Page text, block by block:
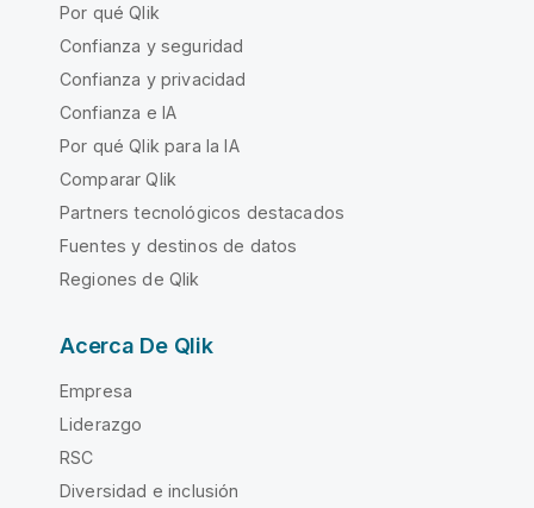
Por qué Qlik
Confianza y seguridad
Confianza y privacidad
Confianza e IA
Por qué Qlik para la IA
Comparar Qlik
Partners tecnológicos destacados
Fuentes y destinos de datos
Regiones de Qlik
Acerca De Qlik
Empresa
Liderazgo
RSC
Diversidad e inclusión